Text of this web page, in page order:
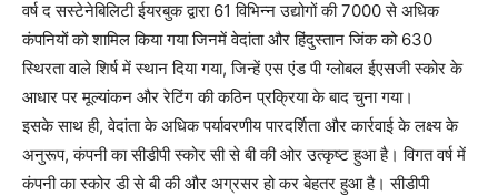
वर्ष द सस्टेनेबिलिटी ईयरबुक द्वारा 61 विभिन्न उद्योगों की 7000 से अधिक
कंपनियों को शामिल किया गया जिनमें वेदांता और हिंदुस्तान जिंक को 630
स्थिरता वाले शिर्ष में स्थान दिया गया, जिन्हें एस एंड पी ग्लोबल ईएसजी स्कोर के
आधार पर मूल्यांकन और रेटिंग की कठिन प्रक्रिया के बाद चुना गया।
इसके साथ ही, वेदांता के अधिक पर्यावरणीय पारदर्शिता और कार्रवाई के लक्ष्य के
अनुरूप, कंपनी का सीडीपी स्कोर सी से बी की ओर उत्कृष्ट हुआ है। विगत वर्ष में
कंपनी का स्कोर डी से बी की और अग्रसर हो कर बेहतर हुआ है। सीडीपी